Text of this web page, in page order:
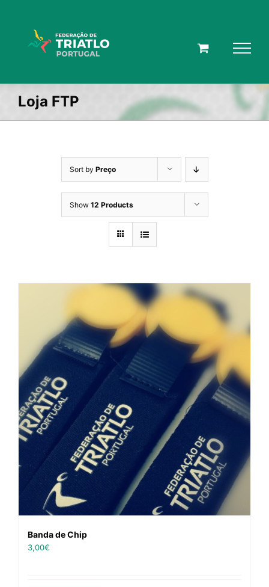
Loja FTP
Sort by Preço
Show 12 Products
Banda de Chip
3,00€